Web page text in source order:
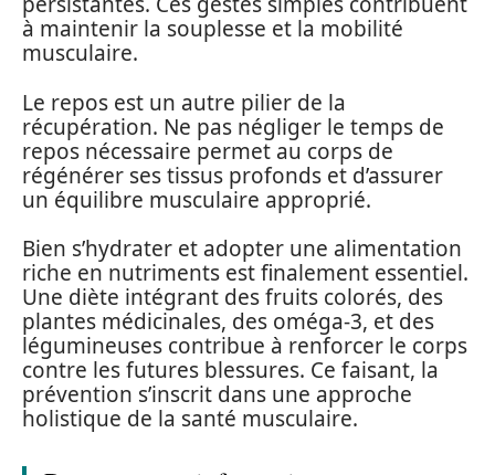
à maintenir la souplesse et la mobilité
musculaire.
Le repos est un autre pilier de la
récupération. Ne pas négliger le temps de
repos nécessaire permet au corps de
régénérer ses tissus profonds et d’assurer
un équilibre musculaire approprié.
Bien s’hydrater et adopter une alimentation
riche en nutriments est finalement essentiel.
Une diète intégrant des fruits colorés, des
plantes médicinales, des oméga-3, et des
légumineuses contribue à renforcer le corps
contre les futures blessures. Ce faisant, la
prévention s’inscrit dans une approche
holistique de la santé musculaire.